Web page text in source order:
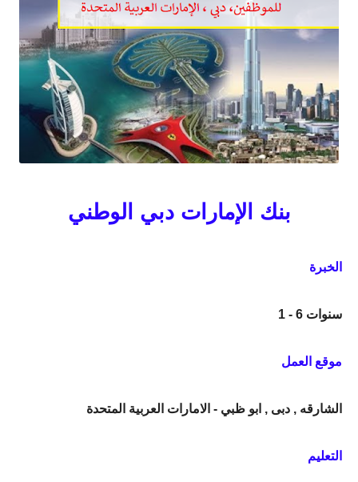
بنك الإمارات دبي الوطني
الخبرة
1 - 6 سنوات
موقع العمل
الشارقه , دبى , ابو ظبي - الامارات العربية المتحدة
التعليم